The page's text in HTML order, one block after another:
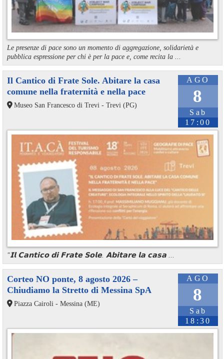
Le presenze di pace sono un momento di aggregazione, solidarietà e
pubblica espressione per chi è per la pace e, come recita la ...
AGO
8
Sab
17:00
Il Cantico di Frate Sole. Abitare la casa
comune nella fraternità e nella pace
Museo San Francesco di Trevi - Trevi (PG)
"𝗜𝗹 𝗖𝗮𝗻𝘁𝗶𝗰𝗼 𝗱𝗶 𝗙𝗿𝗮𝘁𝗲 𝗦𝗼𝗹𝗲. 𝗔𝗯𝗶𝘁𝗮𝗿𝗲 𝗹𝗮 𝗰𝗮𝘀𝗮 ...
AGO
8
Sab
18:30
Corteo NO ponte, 8 agosto 2026 –
Chiudiamo la Stretto di Messina SpA
Piazza Cairoli - Messina (ME)